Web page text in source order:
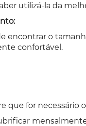
utilizá-la da
encontrar o
confortável.
que for necessário